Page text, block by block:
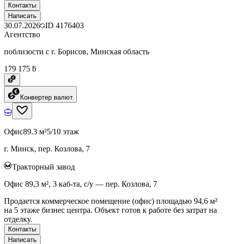
Контакты
Написать
30.07.2026 ID 4176403
Агентство
поблизости с г. Борисов, Минская область
179 175 ƃ
Конвертер валют
Офис89.3 м²5/10 этаж
г. Минск, пер. Козлова, 7
Тракторный завод
Офис 89,3 м², 3 каб-та, с/у — пер. Козлова, 7
Продается коммерческое помещение (офис) площадью 94,6 м²
на 5 этаже бизнес центра. Объект готов к работе без затрат на
отделку.
Контакты
Написать